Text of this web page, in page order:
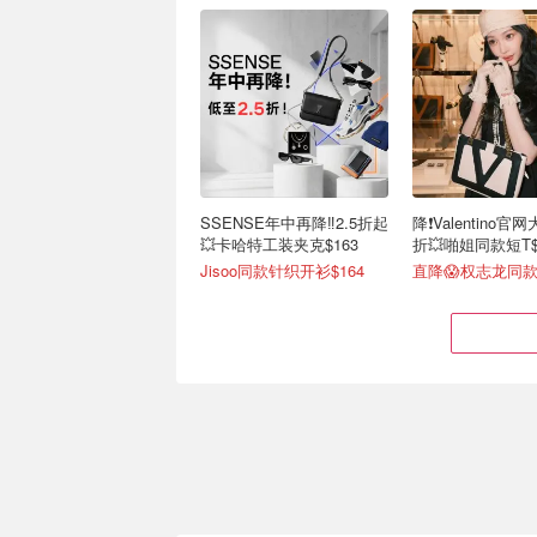
SSENSE年中再降‼️2.5折起
💥卡哈特工装夹克$163
Jisoo同款针织开衫$164
降❗Valentino官网
折💥啪姐同款短